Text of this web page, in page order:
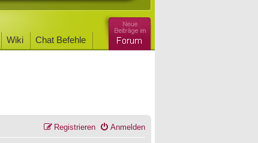
Wiki Chat Befehle
Anmelden
Registrieren